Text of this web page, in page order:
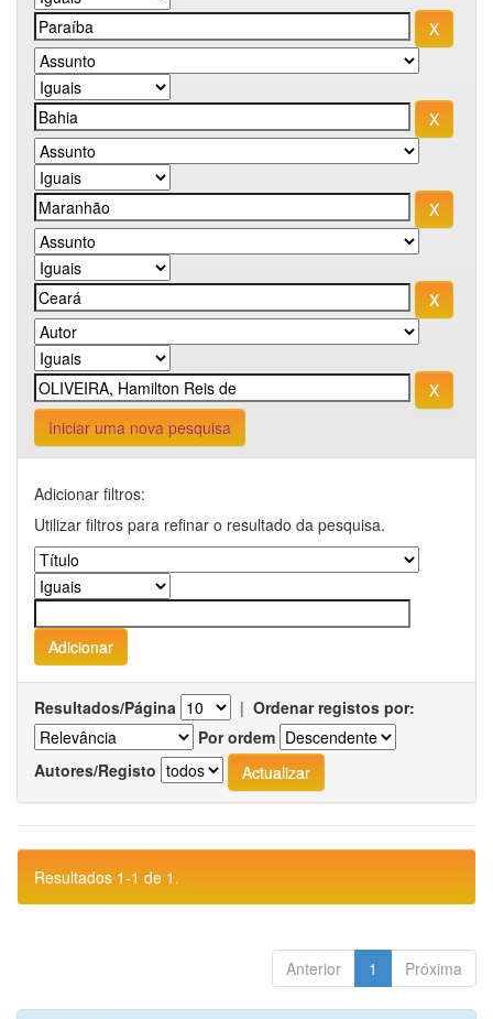
Iniciar uma nova pesquisa
Adicionar filtros:
Utilizar filtros para refinar o resultado da pesquisa.
Resultados/Página | Ordenar registos por:
Por ordem
Autores/Registo
Resultados 1-1 de 1.
Anterior 1 Próxima